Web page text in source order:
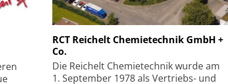
RCT Reichelt Chemietechnik GmbH +
Co.
Die Reichelt Chemietechnik wurde am
1. September 1978 als Vertriebs- und
SmarAct GmbH
kleinstem Raum